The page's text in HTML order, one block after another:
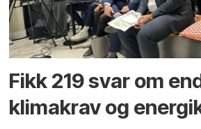
Fikk 219 svar om
klimakrav og